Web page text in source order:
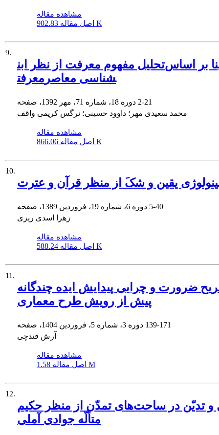
مشاهده مقاله
اصل مقاله 902.83 K
9.
تحلیل مفهوم معرفت از نظر ابن‎سینا بر اساس
معرفت‎شناسی معاصر
2-21
محمد سعیدی مهر؛ داوود حسینی؛ نرگس کریمی واقف
مشاهده مقاله
اصل مقاله 866.06 K
10.
یقین و شکَ از منظر قرآن و عترت
5-40
زهرا اسدی ریزی
مشاهده مقاله
اصل مقاله 588.24 K
11.
ضرورت و چرایی پیدایش ایده چندگانه
پیش از رویش طرح معماری
139-171
آرش قندچی
مشاهده مقاله
اصل مقاله 1.58 M
12.
و تدیّن در ساحت‌های تمدّن از منظر حکیم
متألّه جوادی آملی